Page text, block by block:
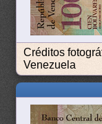
Créditos
Venezuela